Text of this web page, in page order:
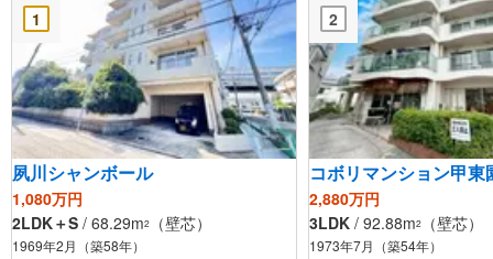
1
夙川シャンボール
1,080万円
2LDK＋S / 68.29m2 （壁芯）
1969年2月（築58年）
2
コボリマンション甲東
2,880万円
3LDK / 92.88m2 （壁芯）
1973年7月（築54年）